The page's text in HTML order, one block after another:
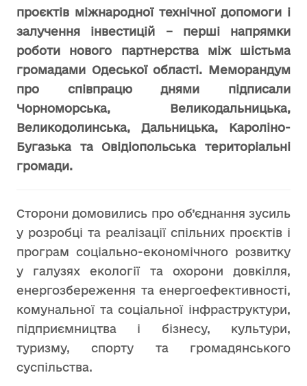
проєктів міжнародної технічної допомоги і
залучення інвестицій – перші напрямки
роботи нового партнерства між шістьма
громадами Одеської області. Меморандум
про співпрацю днями підписали
Чорноморська, Великодальницька,
Великодолинська, Дальницька, Кароліно-
Бугазька та Овідіопольська територіальні
громади.
Сторони домовились про об’єднання зусиль
у розробці та реалізації спільних проєктів і
програм соціально-економічного розвитку
у галузях екології та охорони довкілля,
енергозбереження та енергоефективності,
комунальної та соціальної інфраструктури,
підприємництва і бізнесу, культури,
туризму, спорту та громадянського
суспільства.